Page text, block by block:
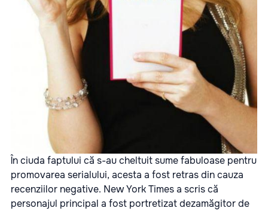
În ciuda faptului că s-au cheltuit sume fabuloase pentru
promovarea serialului, acesta a fost retras din cauza
recenziilor negative. New York Times a scris că
personajul principal a fost portretizat dezamăgitor de